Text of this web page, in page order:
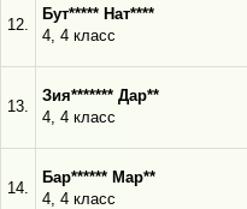
12.
Бут***** Нат****
4, 4 класс
13.
Зия******* Дар**
4, 4 класс
14.
Бар****** Мар**
4, 4 класс